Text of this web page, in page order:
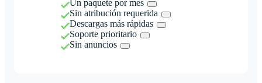
Un paquete por mes
Sin atribución requerida
Descargas más rápidas
Soporte prioritario
Sin anuncios